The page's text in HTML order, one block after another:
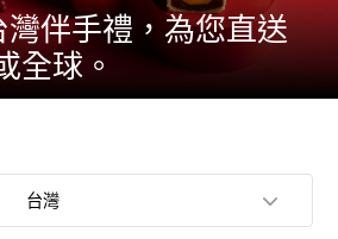
灣伴手禮，為您直送
全球。
台灣